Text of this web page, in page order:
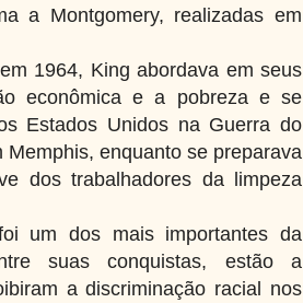
a Montgomery, realizadas em
1964, King abordava em seus
econômica e a pobreza e se
Estados Unidos na Guerra do
enquanto se preparava
dos trabalhadores da limpeza
um dos mais importantes da
suas conquistas, estão a
a discriminação racial nos